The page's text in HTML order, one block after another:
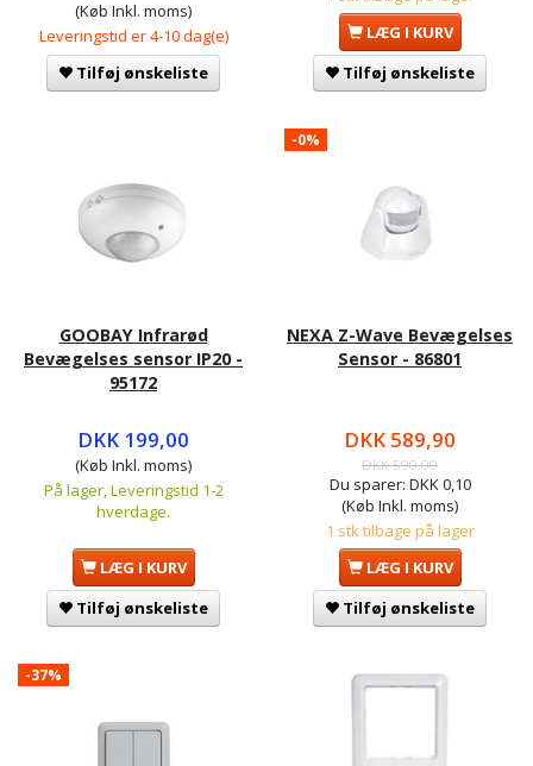
(Køb Inkl. moms)
Leveringstid er 4-10 dag(e)
Tilføj ønskeliste
LÆG I KURV
Tilføj ønskeliste
GOOBAY Infrarød
Bevægelses sensor IP20 -
95172
DKK 199,00
(Køb Inkl. moms)
På lager, Leveringstid 1-2
hverdage.
LÆG I KURV
Tilføj ønskeliste
-0%
NEXA Z-Wave Bevægelses
Sensor - 86801
DKK 589,90
DKK 590,00
Du sparer: DKK 0,10
(Køb Inkl. moms)
1 stk tilbage på lager
LÆG I KURV
Tilføj ønskeliste
-37%